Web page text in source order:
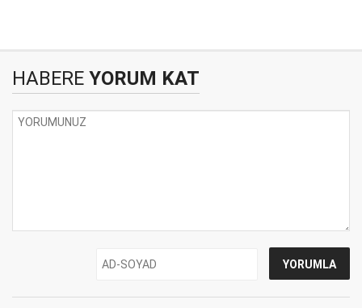
HABERE YORUM KAT